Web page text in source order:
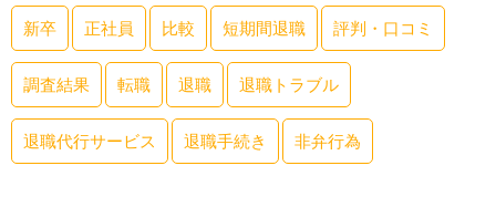
新卒 正社員 比較 短期間退職 評判・口コミ
調査結果 転職 退職 退職トラブル
退職代行サービス 退職手続き 非弁行為